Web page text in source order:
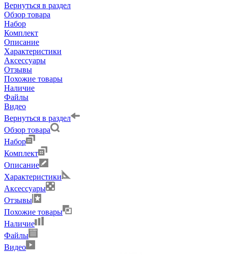
Вернуться в раздел
Обзор товара
Набор
Комплект
Описание
Характеристики
Аксессуары
Отзывы
Похожие товары
Наличие
Файлы
Видео
Вернуться в раздел
Обзор товара
Набор
Комплект
Описание
Характеристики
Аксессуары
Отзывы
Похожие товары
Наличие
Файлы
Видео